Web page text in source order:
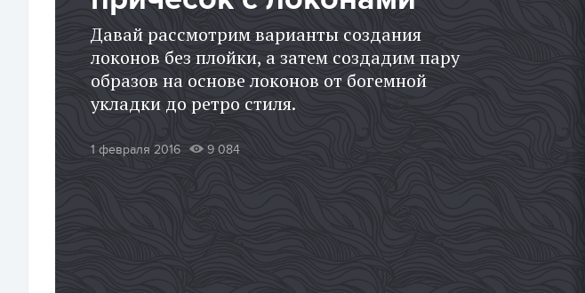
Давай рассмотрим варианты создания
локонов без плойки, а затем создадим пару
образов на основе локонов от богемной
укладки до ретро стиля.
1 февраля 2016 9 084